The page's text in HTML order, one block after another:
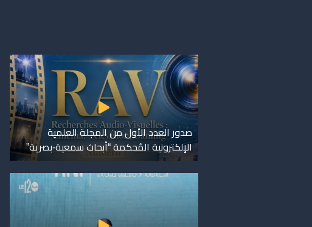
صدور العدد الأول من المجلة العلمية
الإلكترونية المُحكمة “أبحاث سمعية-بصرية”